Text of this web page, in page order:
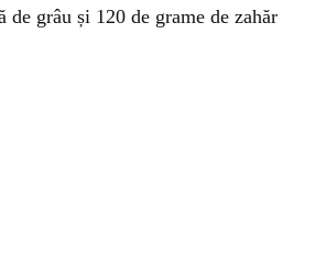
de grâu și 120 de grame de zahăr